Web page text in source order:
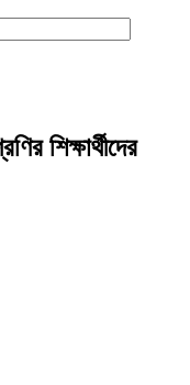
শিক্ষার্থীদের